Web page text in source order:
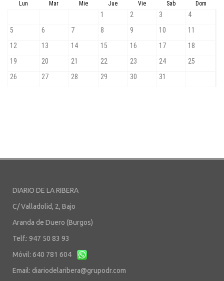
DIARIO DE LA RIBERA
C/ Valladolid, 2, Bajo
Aranda de Duero (Burgos)
Telf.: 947 50 83 93
Móvil: 640 781 604
Email: diariodelaribera@grupodr.com